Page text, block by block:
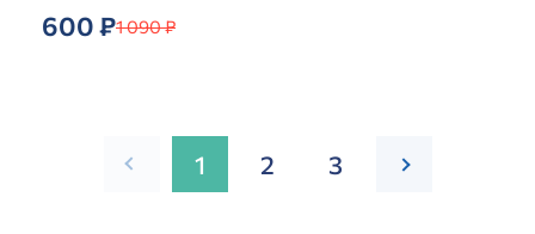
600 ₽1 090 ₽
1 2 3